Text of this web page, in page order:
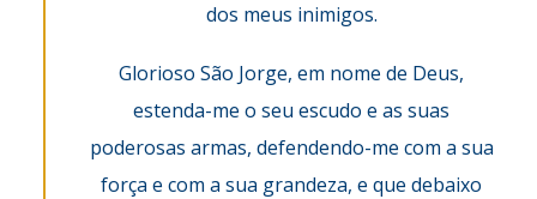
dos meus inimigos.
Glorioso São Jorge, em nome de Deus,
estenda-me o seu escudo e as suas
poderosas armas, defendendo-me com a sua
força e com a sua grandeza, e que debaixo